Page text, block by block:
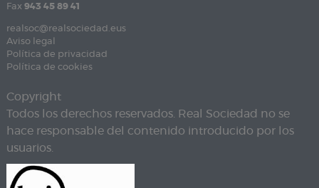
Fax 943 45 89 41
realsoc@realsociedad.eus
Aviso legal
Política de privacidad
Política de cookies
Copyright
Todos los derechos reservados. Real Sociedad no se
hace responsable del contenido introducido por los
usuarios.